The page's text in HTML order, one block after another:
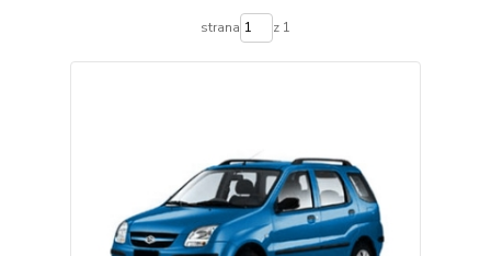
strana z 1